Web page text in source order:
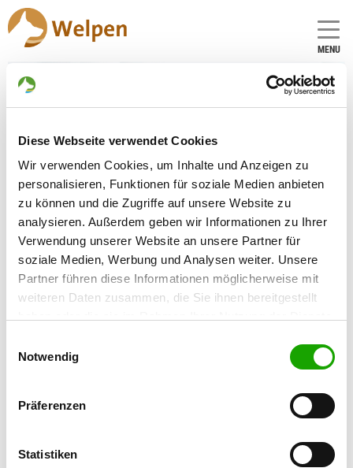
Diese Webseite verwendet Cookies
Wir verwenden Cookies, um Inhalte und Anzeigen zu
personalisieren, Funktionen für soziale Medien anbieten
zu können und die Zugriffe auf unsere Website zu
analysieren. Außerdem geben wir Informationen zu Ihrer
Verwendung unserer Website an unsere Partner für
soziale Medien, Werbung und Analysen weiter. Unsere
Partner führen diese Informationen möglicherweise mit
weiteren Daten zusammen, die Sie ihnen bereitgestellt
Cookies, wenn Sie unsere Webseite weiterhin nutzen.
Notwendig
Präferenzen
Statistiken
MENU
vom Kalten Brook
Gründungsdatum: 19.03.2007
Críador
Christine Becker
Nr. 8/An der Bahn 4
23996 Wendisch-Rambow
Kontakt
038423240
becker-wendisch@t-online.de